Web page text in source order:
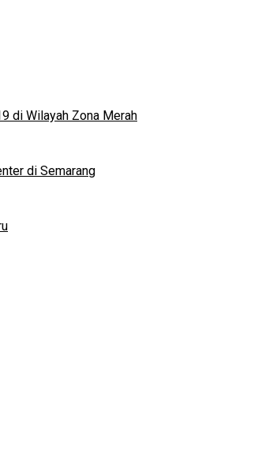
di Wilayah Zona Merah
di Semarang